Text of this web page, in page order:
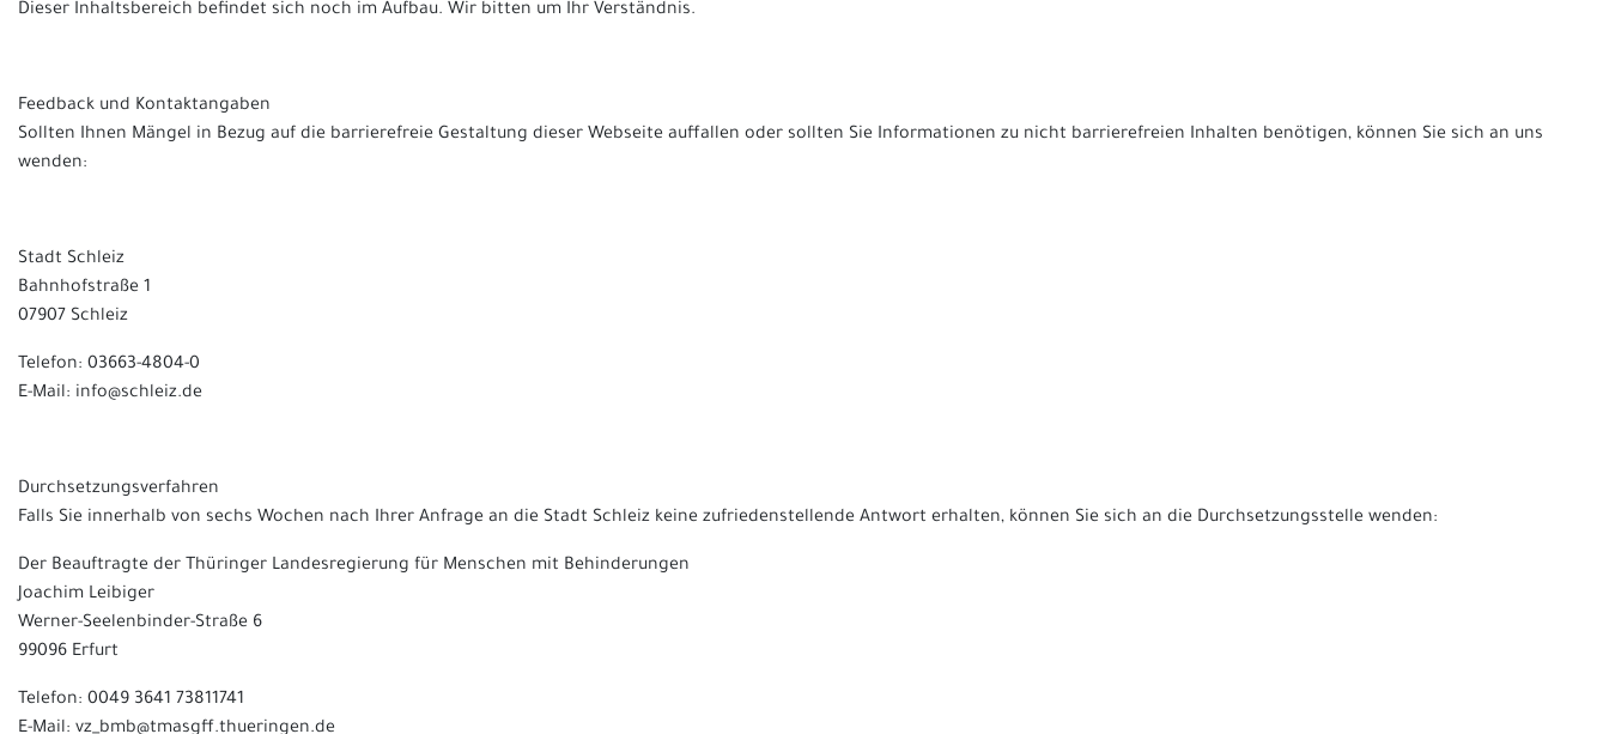
Dieser Inhaltsbereich befindet sich noch im Aufbau. Wir bitten um Ihr Verständnis.
Feedback und Kontaktangaben
Sollten Ihnen Mängel in Bezug auf die barrierefreie Gestaltung dieser Webseite auffallen oder sollten Sie Informationen zu nicht barrierefreien Inhalten benötigen, können Sie sich an uns
wenden:
Stadt Schleiz
Bahnhofstraße 1
07907 Schleiz
Telefon: 03663-4804-0
E-Mail: info@schleiz.de
Durchsetzungsverfahren
Falls Sie innerhalb von sechs Wochen nach Ihrer Anfrage an die Stadt Schleiz keine zufriedenstellende Antwort erhalten, können Sie sich an die Durchsetzungsstelle wenden:
Der Beauftragte der Thüringer Landesregierung für Menschen mit Behinderungen
Joachim Leibiger
Werner-Seelenbinder-Straße 6
99096 Erfurt
Telefon: 0049 3641 73811741
E-Mail: vz_bmb@tmasgff.thueringen.de